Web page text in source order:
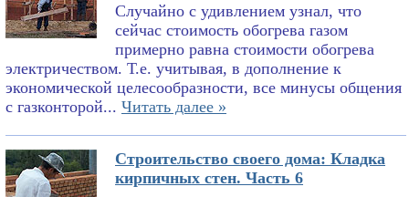
Случайно с удивлением узнал, что
сейчас стоимость обогрева газом
примерно равна стоимости обогрева
электричеством. Т.е. учитывая, в дополнение к
экономической целесообразности, все минусы общения
с газконторой... Читать далее »
Строительство своего дома: Кладка
кирпичных стен. Часть 6